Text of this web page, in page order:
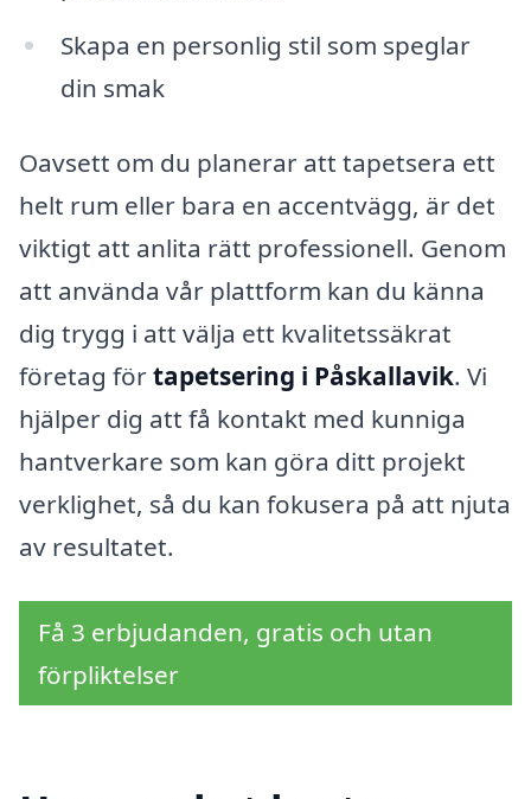
Skapa en personlig stil som speglar
din smak
Oavsett om du planerar att tapetsera ett
helt rum eller bara en accentvägg, är det
viktigt att anlita rätt professionell. Genom
att använda vår plattform kan du känna
dig trygg i att välja ett kvalitetssäkrat
företag förtapetsering i Påskallavik. Vi
hjälper dig att få kontakt med kunniga
hantverkare som kan göra ditt projekt
verklighet, så du kan fokusera på att njuta
av resultatet.
Få 3 erbjudanden, gratis och utan
förpliktelser